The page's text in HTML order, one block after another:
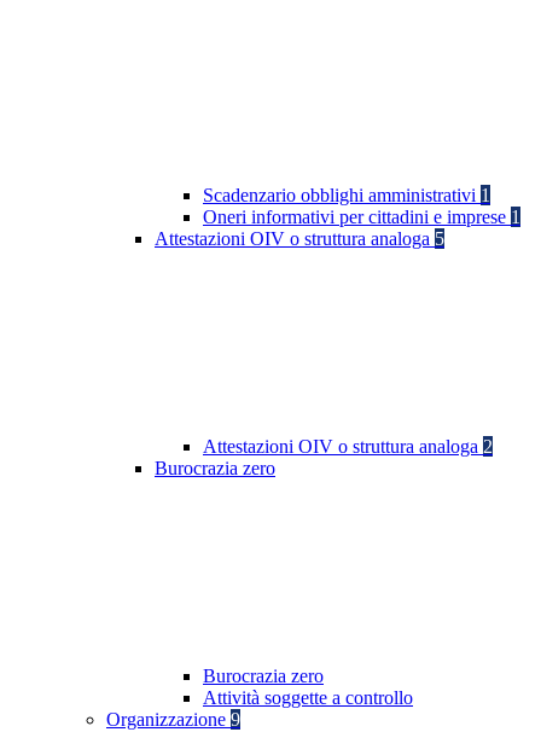
Scadenzario obblighi amministrativi 1
Oneri informativi per cittadini e imprese 1
Attestazioni OIV o struttura analoga 5
Attestazioni OIV o struttura analoga 2
Burocrazia zero
Burocrazia zero
Attività soggette a controllo
Organizzazione 9